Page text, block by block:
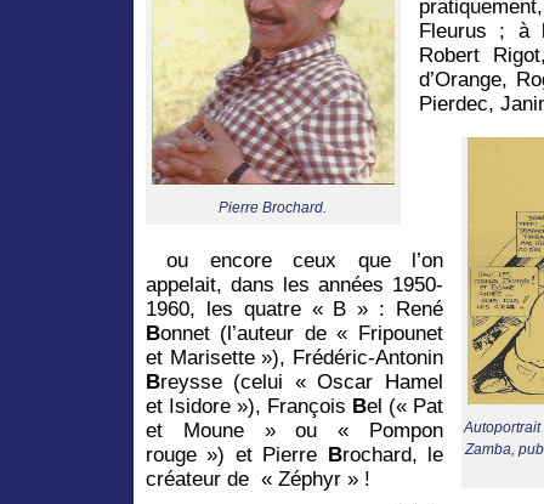
Pierre Brochard.
Fleurus ; à
Robert
d’Orange,
Pierdec,
Autoportrait
Zamba,
ou encore ceux que l’on
appelait, dans les années 1950-
1960, les quatre « B » : René
Bonnet (l’auteur de « Fripounet
et Marisette »), Frédéric-Antonin
Breysse (celui « Oscar Hamel
et Isidore »), François Bel (« Pat
et Moune » ou « Pompon
rouge ») et Pierre Brochard, le
créateur de « Zéphyr » !